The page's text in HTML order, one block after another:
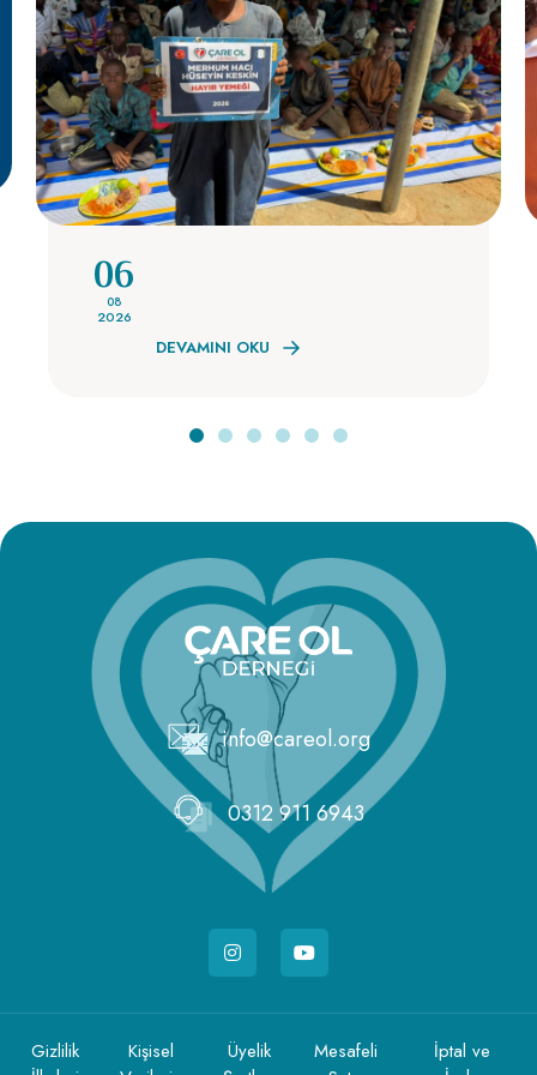
06
08
2026
DEVAMINI OKU
info@careol.org
0312 911 6943
Gizlilik
Kişisel
Üyelik
Mesafeli
İptal ve